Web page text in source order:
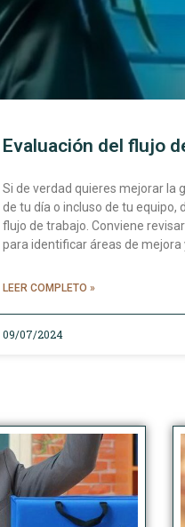
Evaluación del flujo
Si de verdad quieres mejorar la
de tu día o incluso de tu equipo,
flujo de trabajo. Conviene
para identificar áreas de mejora
LEER COMPLETO »
09/07/2024